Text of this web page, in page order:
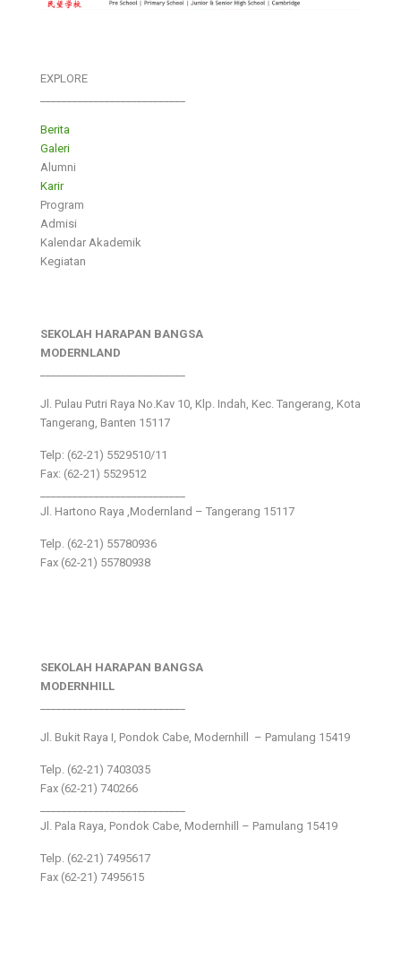
EXPLORE
Berita
Galeri
Alumni
Karir
Program
Admisi
Kalendar Akademik
Kegiatan
SEKOLAH HARAPAN BANGSA
MODERNLAND
Jl. Pulau Putri Raya No.Kav 10, Klp. Indah, Kec. Tangerang, Kota
Tangerang, Banten 15117
Telp: (62-21) 5529510/11
Fax: (62-21) 5529512
Jl. Hartono Raya ,Modernland – Tangerang 15117
Telp. (62-21) 55780936
Fax (62-21) 55780938
SEKOLAH HARAPAN BANGSA
MODERNHILL
Jl. Bukit Raya I, Pondok Cabe, Modernhill – Pamulang 15419
Telp. (62-21) 7403035
Fax (62-21) 740266
Jl. Pala Raya, Pondok Cabe, Modernhill – Pamulang 15419
Telp. (62-21) 7495617
Fax (62-21) 7495615